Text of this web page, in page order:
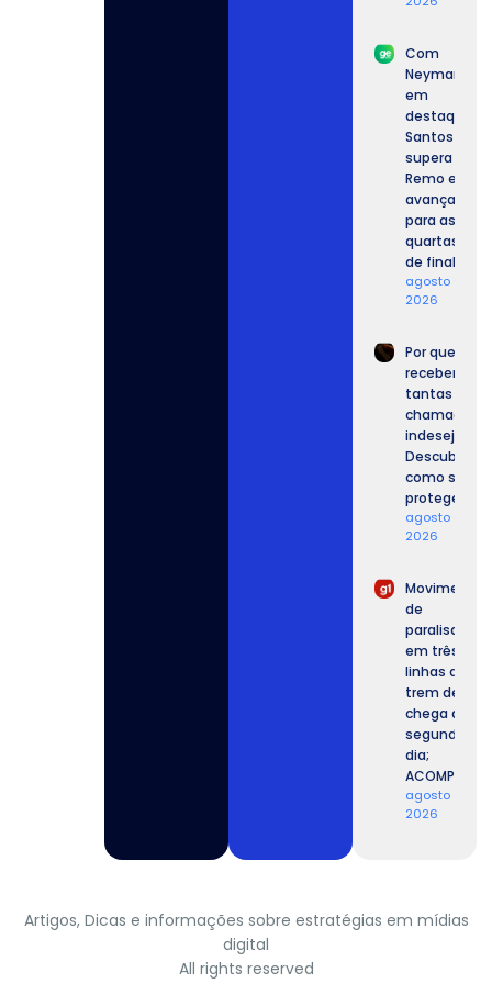
Com
Neymar
em
destaque,
Santos
supera o
Remo e
avança
para as
quartas
de final.
agosto 6,
2026
Por que
recebemos
tantas
chamadas
Descubra
como se
proteger.
agosto 6,
2026
Movimento
de
paralisação
em três
linhas de
trem de SP
chega ao
segundo
dia;
ACOMPANHE.
agosto 6,
2026
Artigos, Dicas e informações sobre estratégias em mídias
digital
All rights reserved